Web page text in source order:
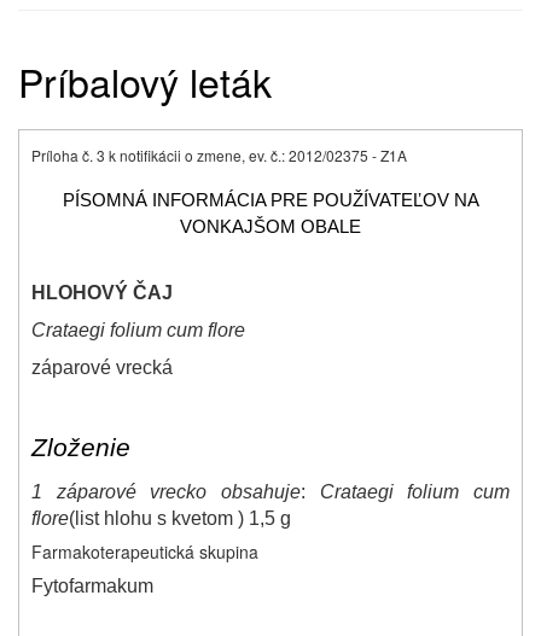
Príbalový leták
Príloha č. 3 k notifikácii o zmene, ev. č.: 2012/02375 - Z1A
PÍSOMNÁ INFORMÁCIA PRE POUŽÍVATEĽOV NA
VONKAJŠOM OBALE
HLOHOVÝ ČAJ
Crataegi folium cum flore
záparové vrecká
Zloženie
1 záparové vrecko obsahuje:
Crataegi folium cum
flore(list hlohu s kvetom ) 1,5 g
Farmakoterapeutická skupina
Fytofarmakum